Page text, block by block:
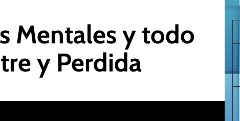
Mentales y todo
y Perdida